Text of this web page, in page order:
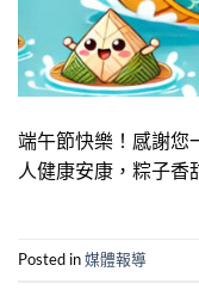
端午節快樂！感謝您
人健康安康，粽子香
Posted in媒體報導